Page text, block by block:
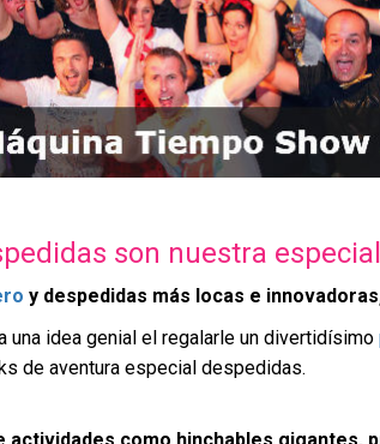
son nuestra
y despedidas más locas e
una idea genial el regalarle un divertidísimo
de aventura especial despedidas.